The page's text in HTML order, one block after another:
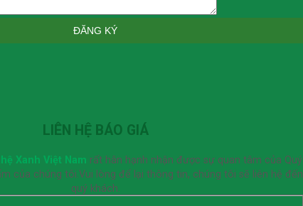
LIÊN HỆ BÁO GIÁ
Xanh Việt Nam rất hân hạnh nhận được sự quan tâm của Quý
của chúng tôi.Vui lòng để lại thông tin, chúng tôi sẽ liên hệ đến
quý khách.